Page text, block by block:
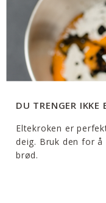
DU TRENGER IKKE
Eltekroken er
deig. Bruk den for
brød.